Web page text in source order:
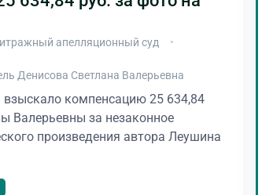
апелляционный суд
Денисова Светлана Валерьевна
компенсацию 25 634,84
Валерьевны за незаконное
произведения автора Леушина